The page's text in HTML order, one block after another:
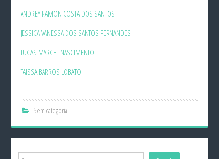
ANDREY RAMON COSTA DOS SANTOS
JESSICA VANESSA DOS SANTOS FERNANDES
LUCAS MARCEL NASCIMENTO
TAISSA BARROS LOBATO
Sem categoria